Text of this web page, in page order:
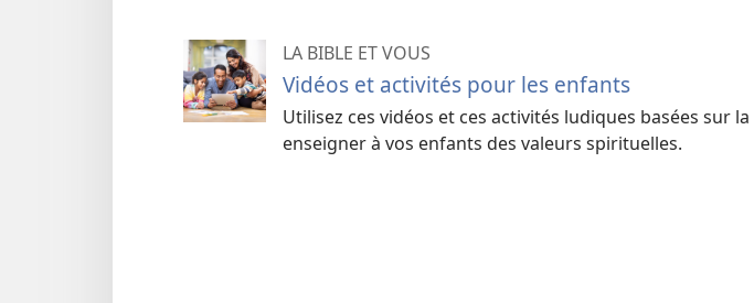
LA BIBLE ET VOUS
Vidéos et activités pour les enfants
Utilisez ces vidéos et ces activités ludiques basées sur
enseigner à vos enfants des valeurs spirituelles.